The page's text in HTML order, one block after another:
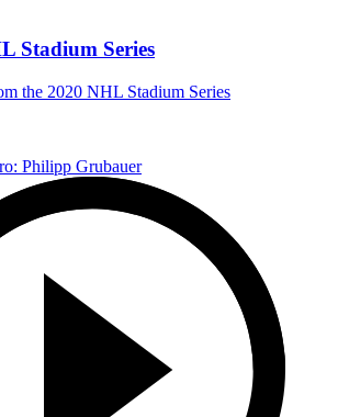
Stadium Series
the 2020 NHL Stadium Series